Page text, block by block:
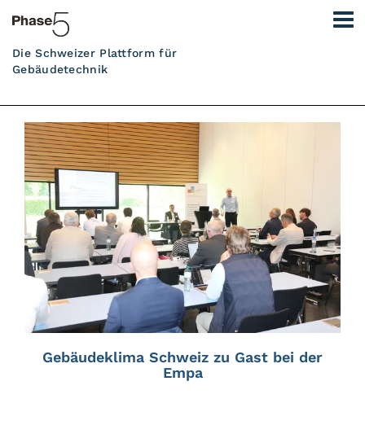
Die Schweizer Plattform für
Gebäudetechnik
Gebäudeklima Schweiz zu Gast bei der
Empa